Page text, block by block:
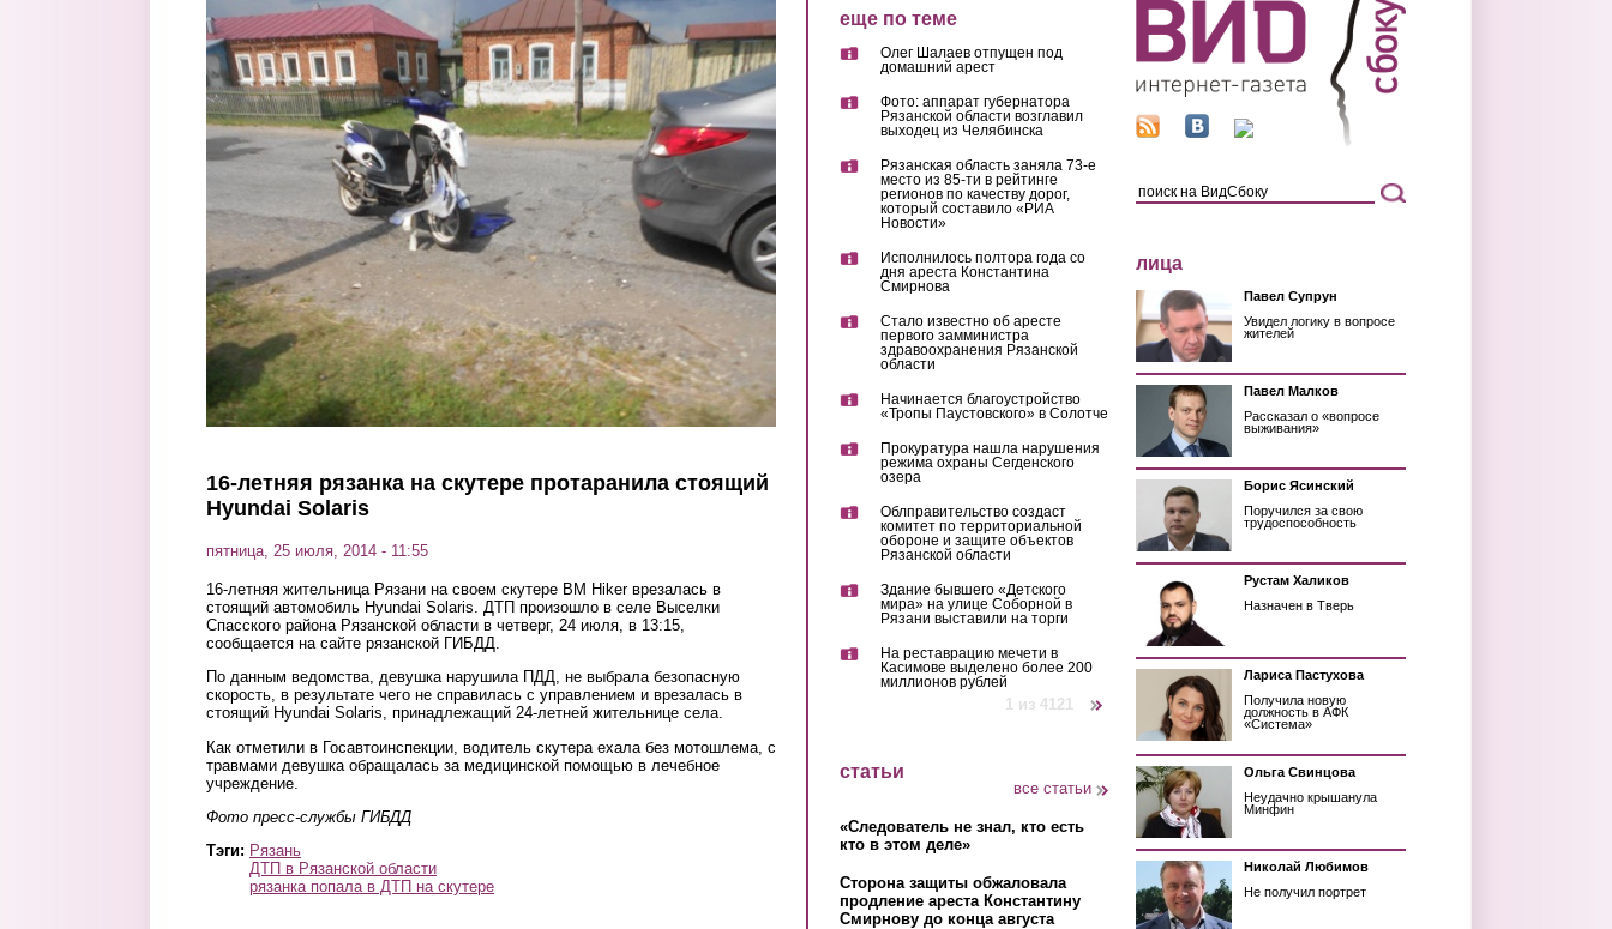
16-летняя рязанка на скутере протаранила стоящий
Hyundai Solaris
пятница, 25 июля, 2014 - 11:55
16-летняя жительница Рязани на своем скутере BM Hiker врезалась в
стоящий автомобиль Hyundai Solaris. ДТП произошло в селе Выселки
Спасского района Рязанской области в четверг, 24 июля, в 13:15,
сообщается на сайте рязанской ГИБДД.
По данным ведомства, девушка нарушила ПДД, не выбрала безопасную
скорость, в результате чего не справилась с управлением и врезалась в
стоящий Hyundai Solaris, принадлежащий 24-летней жительнице села.
Как отметили в Госавтоинспекции, водитель скутера ехала без мотошлема, с
травмами девушка обращалась за медицинской помощью в лечебное
учреждение.
Фото пресс-службы ГИБДД
Тэги: Рязань
ДТП в Рязанской области
рязанка попала в ДТП на скутере
еще по теме
Олег Шалаев отпущен под
домашний арест
Фото: аппарат губернатора
Рязанской области возглавил
выходец из Челябинска
Рязанская область заняла 73-е
место из 85-ти в рейтинге
регионов по качеству дорог,
который составило «РИА
Новости»
Исполнилось полтора года со
дня ареста Константина
Смирнова
Стало известно об аресте
первого замминистра
здравоохранения Рязанской
области
Начинается благоустройство
«Тропы Паустовского» в Солотче
Прокуратура нашла нарушения
режима охраны Сегденского
озера
Облправительство создаст
комитет по территориальной
обороне и защите объектов
Рязанской области
Здание бывшего «Детского
мира» на улице Соборной в
Рязани выставили на торги
На реставрацию мечети в
Касимове выделено более 200
миллионов рублей
1 из 4121
статьи
все статьи
«Следователь не знал, кто есть
кто в этом деле»
Сторона защиты обжаловала
продление ареста Константину
Смирнову до конца августа
лица
Павел Супрун
Увидел логику в вопросе
жителей
Павел Малков
Рассказал о «вопросе
выживания»
Борис Ясинский
Поручился за свою
трудоспособность
Рустам Халиков
Назначен в Тверь
Лариса Пастухова
Получила новую
должность в АФК
«Система»
Ольга Свинцова
Неудачно крышанула
Минфин
Николай Любимов
Не получил портрет